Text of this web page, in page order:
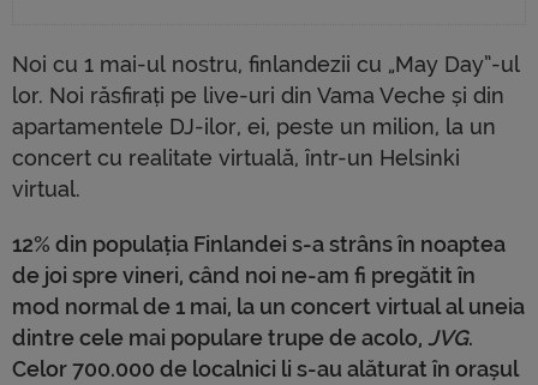
Noi cu 1 mai-ul nostru, finlandezii cu „May Day”-ul
lor. Noi răsfirați pe live-uri din Vama Veche și din
apartamentele DJ-ilor, ei, peste un milion, la un
concert cu realitate virtuală, într-un Helsinki
virtual.
12% din populația Finlandei s-a strâns în noaptea
de joi spre vineri, când noi ne-am fi pregătit în
mod normal de 1 mai, la un concert virtual al uneia
dintre cele mai populare trupe de acolo, JVG.
Celor 700.000 de localnici li s-au alăturat în orașul